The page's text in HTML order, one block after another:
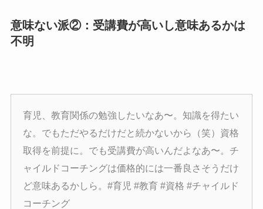
意味ない派②：受講費が高いし意味あるかは
不明
育児、教育関係の勉強したいなあ〜。知識を得たい
な。でもただやるだけだと続かないから（笑）資格
取得を前提に。でも受講費が高いんだよなあ〜。チ
ャイルドコーチングは価格的には一番良さそうだけ
ど意味あるかしら。#育児 #教育 #資格 #チャイルド
コーチング